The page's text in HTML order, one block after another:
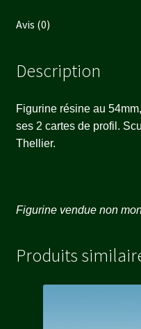
Avis (0)
Description
Figurine résine au
ses 2 cartes de profil.
Thellier.
Figurine vendue non
Produits